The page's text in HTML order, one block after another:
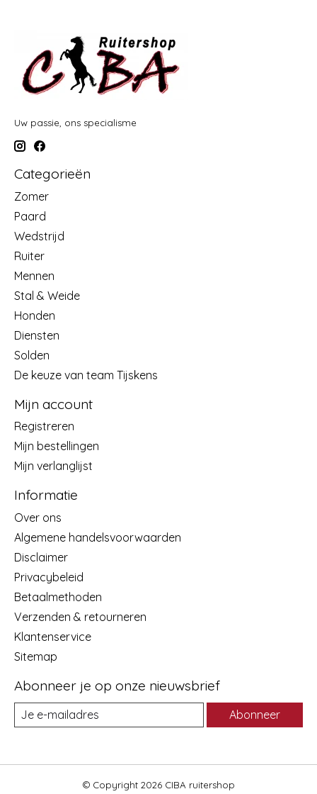
Uw passie, ons specialisme
Categorieën
Zomer
Paard
Wedstrijd
Ruiter
Mennen
Stal & Weide
Honden
Diensten
Solden
De keuze van team Tijskens
Mijn account
Registreren
Mijn bestellingen
Mijn verlanglijst
Informatie
Over ons
Algemene handelsvoorwaarden
Disclaimer
Privacybeleid
Betaalmethoden
Verzenden & retourneren
Klantenservice
Sitemap
Abonneer je op onze nieuwsbrief
Abonneer
© Copyright 2026 CIBA ruitershop